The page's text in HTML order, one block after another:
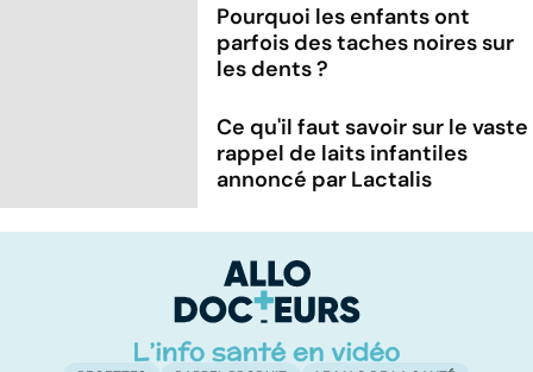
Pourquoi les enfants ont
parfois des taches noires sur
les dents ?
Ce qu'il faut savoir sur le vaste
rappel de laits infantiles
annoncé par Lactalis